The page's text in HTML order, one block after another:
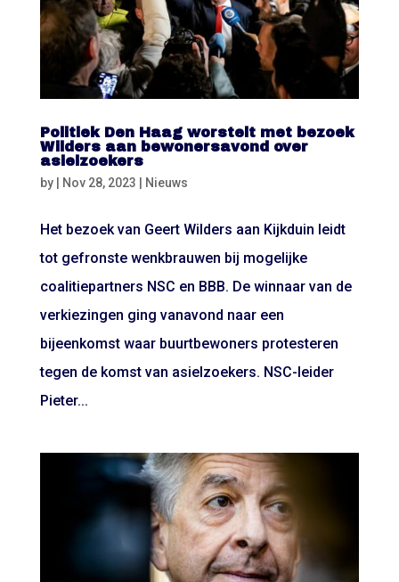
Politiek Den Haag worstelt met bezoek
Wilders aan bewonersavond over
asielzoekers
by Nov 28, 2023 Nieuws
Het bezoek van Geert Wilders aan Kijkduin leidt
tot gefronste wenkbrauwen bij mogelijke
coalitiepartners NSC en BBB. De winnaar van de
verkiezingen ging vanavond naar een
bijeenkomst waar buurtbewoners protesteren
tegen de komst van asielzoekers. NSC-leider
Pieter...